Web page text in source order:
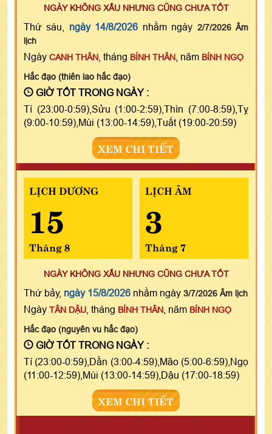
NGÀY KHÔNG XẤU NHƯNG CŨNG CHƯA TỐT
Thứ sáu, ngày 14/8/2026 nhằm ngày 2/7/2026 Âm
lịch
Ngày CANH THÂN , tháng BÍNH THÂN , năm BÍNH NGỌ
Hắc đạo (thiên lao hắc đạo)
GIỜ TỐT TRONG NGÀY :
Tí (23:00-0:59),Sửu (1:00-2:59),Thìn (7:00-8:59),Tỵ
(9:00-10:59),Mùi (13:00-14:59),Tuất (19:00-20:59)
XEM CHI TIẾT
LỊCH DƯƠNG
15
Tháng 8
LỊCH ÂM
3
Tháng 7
NGÀY KHÔNG XẤU NHƯNG CŨNG CHƯA TỐT
Thứ bảy, ngày 15/8/2026 nhằm ngày 3/7/2026 Âm lịch
Ngày TÂN DẬU , tháng BÍNH THÂN , năm BÍNH NGỌ
Hắc đạo (nguyên vu hắc đạo)
GIỜ TỐT TRONG NGÀY :
Tí (23:00-0:59),Dần (3:00-4:59),Mão (5:00-6:59),Ngọ
(11:00-12:59),Mùi (13:00-14:59),Dậu (17:00-18:59)
XEM CHI TIẾT